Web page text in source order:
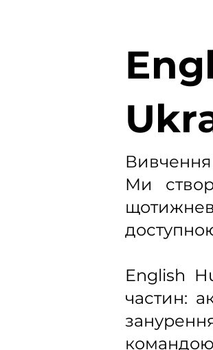
Вивчення
Ми
English
частин:
командою